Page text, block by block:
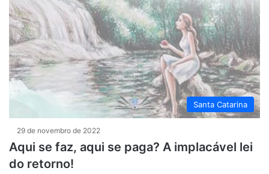
Santa Catarina
29 de novembro de 2022
Aqui se faz, aqui se paga? A implacável lei
do retorno!